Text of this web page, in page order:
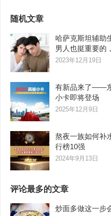
随机文章
哈萨克斯坦辅助
男人也挺重要的
2023年12月19日
有新品来了——
小卡即将登场
2025年12月9日
熬夜一族如何补
行榜10强
2024年9月13日
评论最多的文章
炒面多做这一步